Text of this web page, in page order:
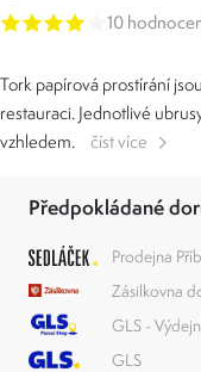
10
Tork papírová prostírání
restauraci. Jednotlivé
vzhledem.
číst více
Předpokládané
Prodejna
Zásilkovna
GLS -
GLS